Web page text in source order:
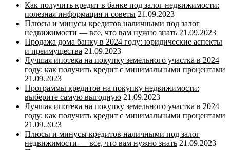
Как получить кредит в банке под залог недвижимости:
полезная информация и советы 21.09.2023
Плюсы и минусы кредитов наличными под залог
недвижимости — все, что вам нужно знать 21.09.2023
Продажа дома банку в 2024 году: юридические аспекты
и преимущества 21.09.2023
Лучшая ипотека на покупку земельного участка в 2024
году: как получить кредит с минимальными процентами
21.09.2023
Программы кредитов на покупку недвижимости:
выберите самую выгодную 21.09.2023
Лучшая ипотека на покупку земельного участка в 2024
году: как получить кредит с минимальными процентами
21.09.2023
Плюсы и минусы кредитов наличными под залог
недвижимости — все, что вам нужно знать 21.09.2023